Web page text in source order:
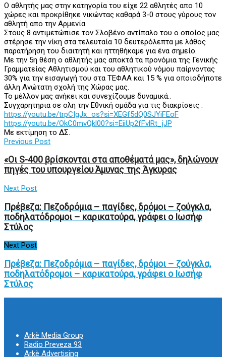
Ο αθλητής μας στην κατηγορία του είχε 22 αθλητές απο 10
χώρες και προκρίθηκε νικώντας καθαρά 3-0 στους γύρους τον
αθλητή απο την Αρμενία.
Στους 8 αντιμετώπισε τον Σλοβένο αντίπαλο του ο οποίος μας
στέρησε την νίκη στα τελευταία 10 δευτερόλεπτα με λάθος
παρατήρηση του διαιτητή και ηττηθήκαμε για ένα σημείο.
Με την 5η θέση ο αθλητής μας αποκτά τα προνόμια της Γενικής
Γραμματείας Αθλητισμού και του αθλητικού νόμου παίρνοντας
30% για την εισαγωγή του στα ΤΕΦΑΑ και 15 % για οποιοδήποτε
άλλη Ανώτατη σχολή της Χώρας μας.
Το μέλλον μας ανήκει και συνεχίζουμε δυναμικά..
Συγχαρητηρια σε ολη την Εθνική ομάδα για τις διακρίσεις .
https://youtu.be/trpCIgJx_os?si=XEGf5dQ0SJYiFEoF
https://youtu.be/OkC0mvQkl00?si=EiiUp2fFvlRt_jJP
Με εκτίμηση το ΔΣ.
Previous Post
«Οι S-400 βρίσκονται στα αποθέματά μας», δηλώνουν
πηγές του υπουργείου Άμυνας της Άγκυρας
Next Post
Πρέβεζα: Πεζοδρόμια – παγίδες, δρόμοι – ζούγκλα,
ποδηλατόδρομοι – καρικατούρα, γράφει ο Ιωσήφ
Στύλος
Next Post
Πρέβεζα: Πεζοδρόμια – παγίδες, δρόμοι – ζούγκλα,
ποδηλατόδρομοι – καρικατούρα, γράφει ο Ιωσήφ
Στύλος
Arkè Media Group
Radio Preveza 93
Arkè Advertising